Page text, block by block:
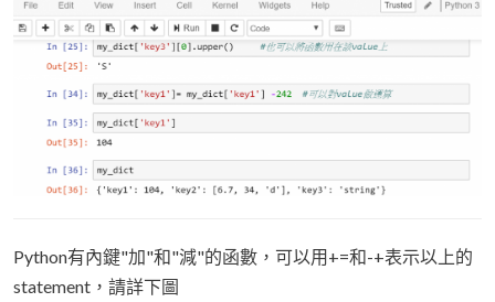
Python有內鍵"加"和"減"的函數，可以用+=和-+表示以上的
statement，請詳下圖